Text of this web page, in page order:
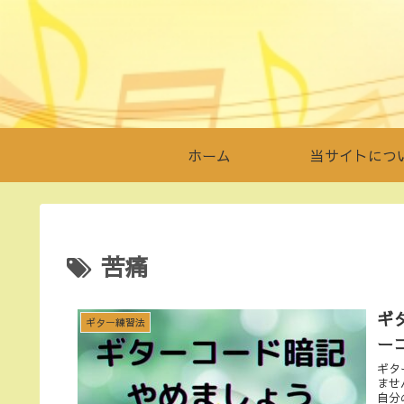
ホーム 当サイトにつ
苦痛
ギター練習法
ギ
ー
ギ
ま
自